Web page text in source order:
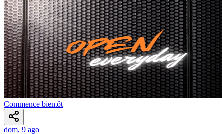
Commence bientôt
dom, 9 ago